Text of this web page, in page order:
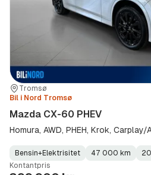
Sted:Tromsø
Forhandler:
Bil i Nord Tromsø
Mazda CX-60 PHEV
Homura, AWD, PHEH, Krok,
Fuel
Type:
Bensin+Elektrisitet
Kilometerstand: 47 000 km
Model
Year:
Gearbox
Type:
Kontantpris